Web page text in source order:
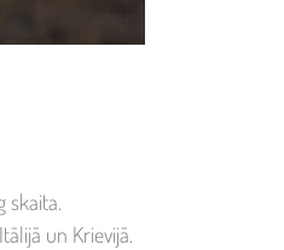
skaita.
un Krievijā.